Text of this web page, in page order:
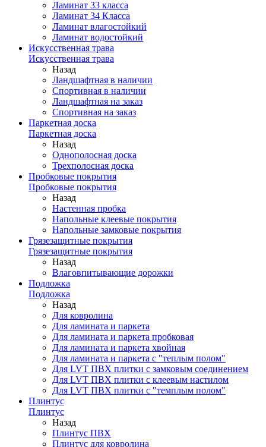
Ламинат 33 класса
Ламинат 34 Класса
Ламинат влагостойкий
Ламинат водостойкий
Искусственная трава
Искусственная трава
Назад
Ландшафтная в наличии
Спортивная в наличии
Ландшафтная на заказ
Спортивная на заказ
Паркетная доска
Паркетная доска
Назад
Однополосная доска
Трехполосная доска
Пробковые покрытия
Пробковые покрытия
Назад
Настенная пробка
Напольные клеевые покрытия
Напольные замковые покрытия
Грязезащитные покрытия
Грязезащитные покрытия
Назад
Влаговпитывающие дорожки
Подложка
Подложка
Назад
Для ковролина
Для ламината и паркета
Для ламината и паркета пробковая
Для ламината и паркета хвойная
Для ламината и паркета с "теплым полом"
Для LVT ПВХ плитки с замковым соединением
Для LVT ПВХ плитки с клеевым настилом
Для LVT ПВХ плитки с "темплым полом"
Плинтус
Плинтус
Назад
Плинтус ПВХ
Плинтус для ковролина